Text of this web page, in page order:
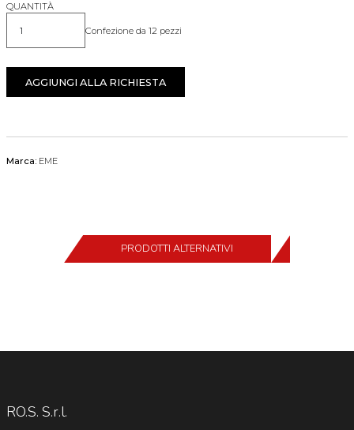
QUANTITÀ
Quantità Confezione da 12 pezzi
AGGIUNGI ALLA RICHIESTA
Marca: EME
PRODOTTI ALTERNATIVI
RO.S. S.r.l.